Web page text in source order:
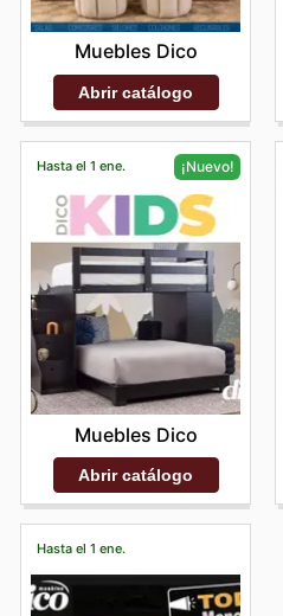
Muebles Dico
Abrir catálogo
Hasta el 1 ene. ¡Nuevo!
Muebles Dico
Abrir catálogo
Hasta el 1 ene.